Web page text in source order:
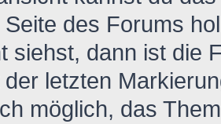
des Forums
siehst, dann ist die
letzten
möglich, das